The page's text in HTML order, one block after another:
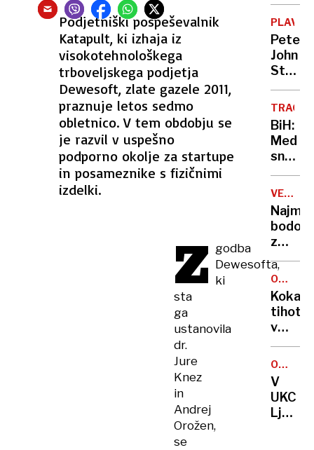
Podjetniški pospeševalnik
Katapult, ki izhaja iz
visokotehnološkega
trboveljskega podjetja
Dewesoft, zlate gazele 2011,
praznuje letos sedmo
obletnico. V tem obdobju se
je razvil v uspešno
podporno okolje za startupe
in posameznike s fizičnimi
izdelki.
Z godba
Dewesofta,
ki
sta
ga
ustanovila
dr.
Jure
Knez
in
Andrej
Orožen,
se
pa je
Peter
John
Ob
PZS
ne
gre
več
BiH:
Med
umrli
štirje
ljudje,
zaradi
snega
še
vedno
od
VESELI
bodo
z
v
novo
leto
OD
PETKA
DO
PETKA
Kokain
v
krstah
in
ukradli
V
UKC